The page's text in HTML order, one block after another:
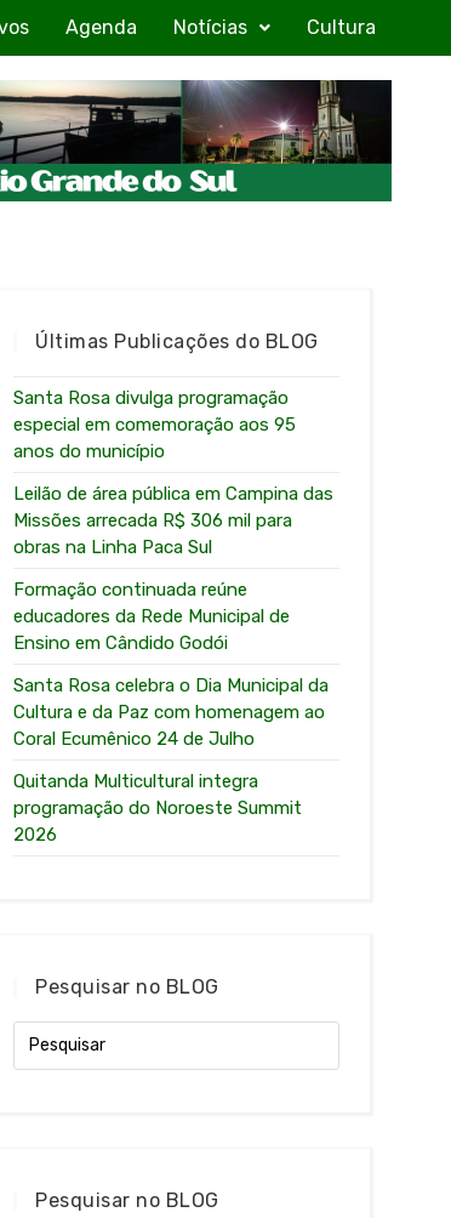
Agenda Notícias Cultura
Últimas Publicações do BLOG
Santa Rosa divulga programação
especial em comemoração aos 95
anos do município
Leilão de área pública em Campina das
Missões arrecada R$ 306 mil para
obras na Linha Paca Sul
Formação continuada reúne
educadores da Rede Municipal de
Ensino em Cândido Godói
Santa Rosa celebra o Dia Municipal da
Cultura e da Paz com homenagem ao
Coral Ecumênico 24 de Julho
Quitanda Multicultural integra
programação do Noroeste Summit
2026
Pesquisar no BLOG
Pesquisar no BLOG